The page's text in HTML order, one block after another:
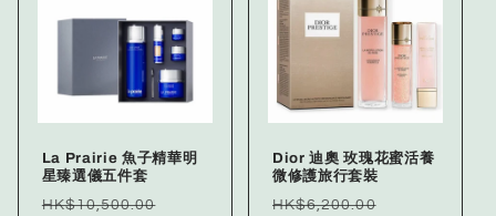
La Prairie 魚子精華明
星臻選儀五件套
ราคา
HK$10,500.00
Dior 迪奧 玫瑰花蜜活養
微修護旅行套裝
ราคา
HK$6,200.00